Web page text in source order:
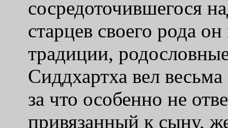
сосредоточившегося
старцев своего рода
традиции,
Сиддхартха вел
за что особенно не
привязанный к сыну,